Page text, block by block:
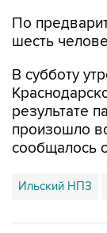
По
шесть
В субботу
результате
произошло
сообщалось
Ильский НПЗ